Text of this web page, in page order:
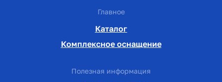
Главное
Каталог
Комплексное оснащение
Полезная информация